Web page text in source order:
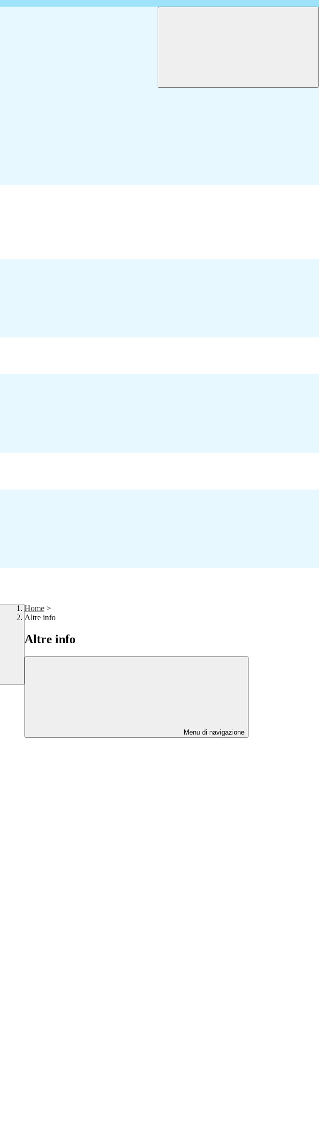
Home >
Altre info
Altre info
Menu di navigazione